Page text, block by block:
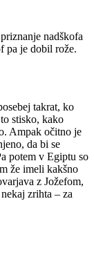
nadškofa
pa je dobil rože.
takrat, ko
stisko, kako
Ampak očitno je
da bi se
potem v Egiptu so
že imeli kakšno
z Jožefom,
zrihta – za